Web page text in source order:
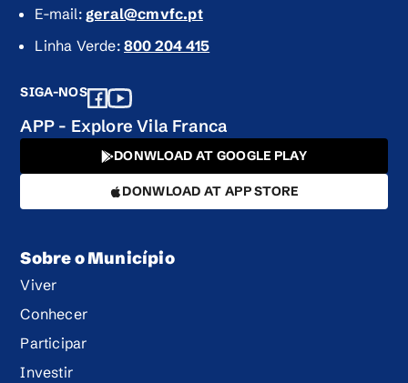
E-mail: geral@cmvfc.pt
Linha Verde:800 204 415
SIGA-NOS
APP - Explore Vila Franca
DONWLOAD AT GOOGLE PLAY
DONWLOAD AT APP STORE
Sobre o Município
Viver
Conhecer
Participar
Investir